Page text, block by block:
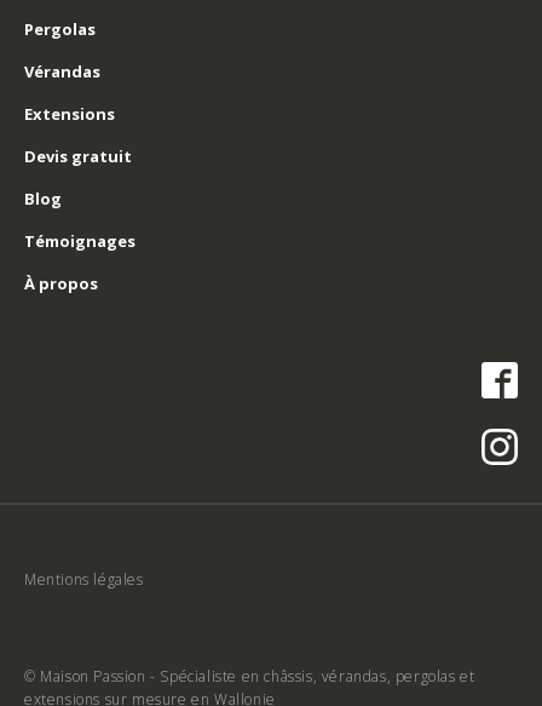
Pergolas
Vérandas
Extensions
Devis gratuit
Blog
Témoignages
À propos
Mentions légales
© Maison Passion - Spécialiste en châssis, vérandas, pergolas et
extensions sur mesure en Wallonie